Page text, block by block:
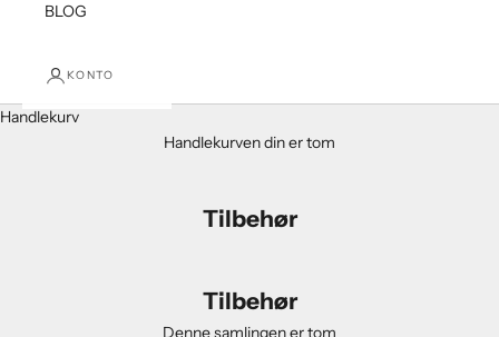
BLOG
KONTO
Handlekurv
Handlekurven din er tom
Tilbehør
Tilbehør
Denne samlingen er tom